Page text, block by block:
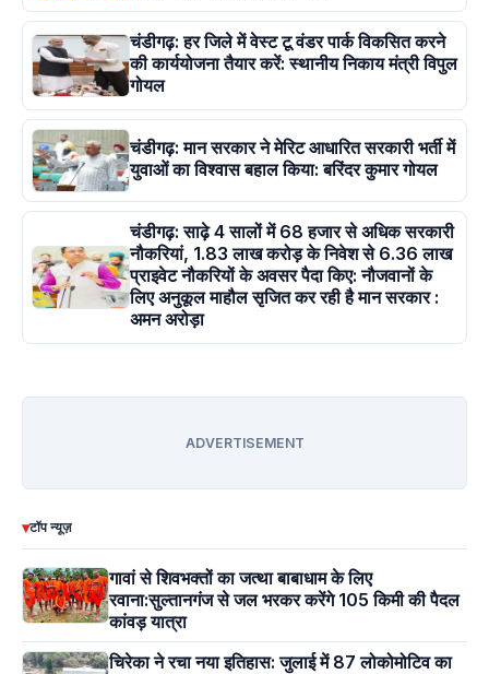
चंडीगढ़: हर जिले में वेस्ट टू वंडर पार्क विकसित करने
की कार्ययोजना तैयार करें: स्थानीय निकाय मंत्री विपुल
गोयल
चंडीगढ़: मान सरकार ने मेरिट आधारित सरकारी भर्ती में
युवाओं का विश्वास बहाल किया: बरिंदर कुमार गोयल
चंडीगढ़: साढ़े 4 सालों में 68 हजार से अधिक सरकारी
नौकरियां, 1.83 लाख करोड़ के निवेश से 6.36 लाख
प्राइवेट नौकरियों के अवसर पैदा किए: नौजवानों के
लिए अनुकूल माहौल सृजित कर रही है मान सरकार :
अमन अरोड़ा
ADVERTISEMENT
▾टॉप न्यूज़
गावां से शिवभक्तों का जत्था बाबाधाम के लिए
रवाना:सुल्तानगंज से जल भरकर करेंगे 105 किमी की पैदल
कांवड़ यात्रा
चिरेका ने रचा नया इतिहास: जुलाई में 87 लोकोमोटिव का